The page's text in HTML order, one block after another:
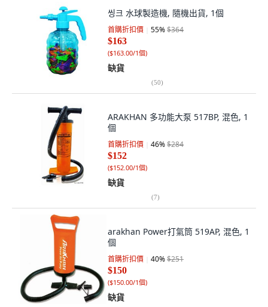
씽크 水球製造機, 隨機出貨, 1個
首購折扣價 55%$364
$163
($163.00/1個)
缺貨
(50)
ARAKHAN 多功能大泵 517BP, 混色, 1
個
首購折扣價 46%$284
$152
($152.00/1個)
缺貨
(7)
arakhan Power打氣筒 519AP, 混色, 1
個
首購折扣價 40%$251
$150
($150.00/1個)
缺貨